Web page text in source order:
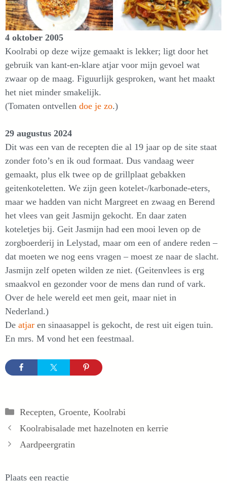
4 oktober 2005
Koolrabi op deze wijze gemaakt is lekker; ligt door het
gebruik van kant-en-klare atjar voor mijn gevoel wat
zwaar op de maag. Figuurlijk gesproken, want het maakt
het niet minder smakelijk.
(Tomaten ontvellen doe je zo.)
29 augustus 2024
Dit was een van de recepten die al 19 jaar op de site staat
zonder foto’s en ik oud formaat. Dus vandaag weer
gemaakt, plus elk twee op de grillplaat gebakken
geitenkoteletten. We zijn geen kotelet-/karbonade-eters,
maar we hadden van nicht Margreet en zwaag en Berend
het vlees van geit Jasmijn gekocht. En daar zaten
koteletjes bij. Geit Jasmijn had een mooi leven op de
zorgboerderij in Lelystad, maar om een of andere reden –
dat moeten we nog eens vragen – moest ze naar de slacht.
Jasmijn zelf opeten wilden ze niet. (Geitenvlees is erg
smaakvol en gezonder voor de mens dan rund of vark.
Over de hele wereld eet men geit, maar niet in
Nederland.)
De atjar en sinaasappel is gekocht, de rest uit eigen tuin.
En mrs. M vond het een feestmaal.
Categorieën
Recepten, Groente, Koolrabi
Koolrabisalade met hazelnoten en kerrie
Aardpeergratin
Plaats een reactie